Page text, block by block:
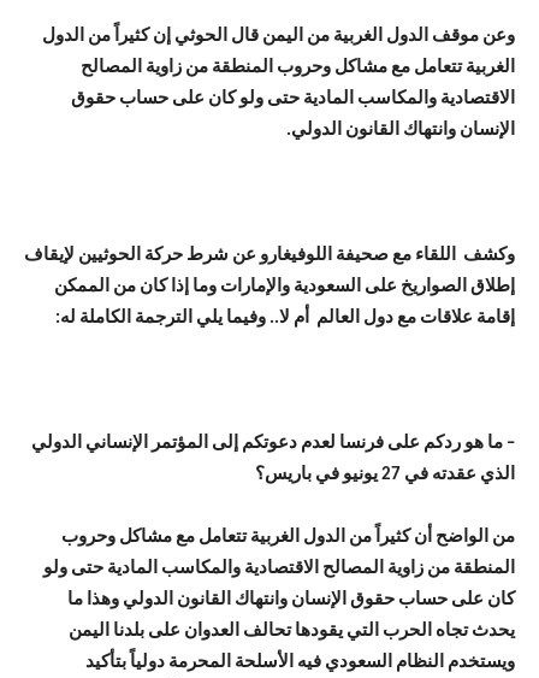
وعن موقف الدول الغربية من اليمن قال الحوثي إن كثيراً من الدول
الغربية تتعامل مع مشاكل وحروب المنطقة من زاوية المصالح
الاقتصادية والمكاسب المادية حتى ولو كان على حساب حقوق
الإنسان وانتهاك القانون الدولي.
وكشف اللقاء مع صحيفة اللوفيغارو عن شرط حركة الحوثيين لإيقاف
إطلاق الصواريخ على السعودية والإمارات وما إذا كان من الممكن
إقامة علاقات مع دول العالم أم لا.. وفيما يلي الترجمة الكاملة له:
– ما هو ردكم على فرنسا لعدم دعوتكم إلى المؤتمر الإنساني الدولي
الذي عقدته في 27 يونيو في باريس؟
من الواضح أن كثيراً من الدول الغربية تتعامل مع مشاكل وحروب
المنطقة من زاوية المصالح الاقتصادية والمكاسب المادية حتى ولو
كان على حساب حقوق الإنسان وانتهاك القانون الدولي وهذا ما
يحدث تجاه الحرب التي يقودها تحالف العدوان على بلدنا اليمن
ويستخدم النظام السعودي فيه الأسلحة المحرمة دولياً بتأكيد